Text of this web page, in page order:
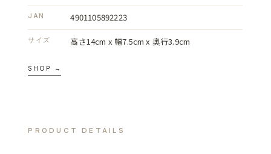
JAN 4901105892223
サイズ 高さ14cm x 幅7.5cm x 奥行3.9cm
SHOP →
PRODUCT DETAILS